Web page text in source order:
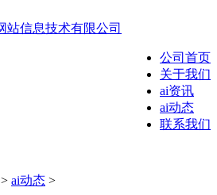
公司首页
关于我们
ai资讯
ai动态
联系我们
> ai动态 >